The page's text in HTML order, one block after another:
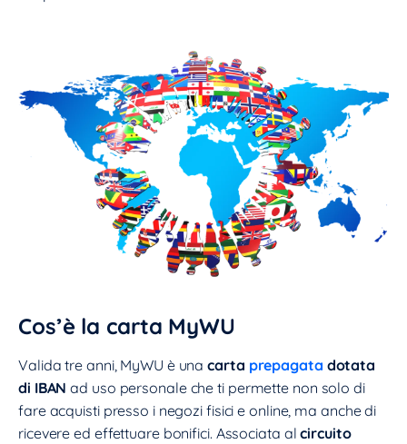
Cos’è la carta MyWU
Valida tre anni, MyWU è unacarta prepagata dotata
di IBAN ad uso personale che ti permette non solo di
fare acquisti presso i negozi fisici e online, ma anche di
ricevere ed effettuare bonifici. Associata alcircuito